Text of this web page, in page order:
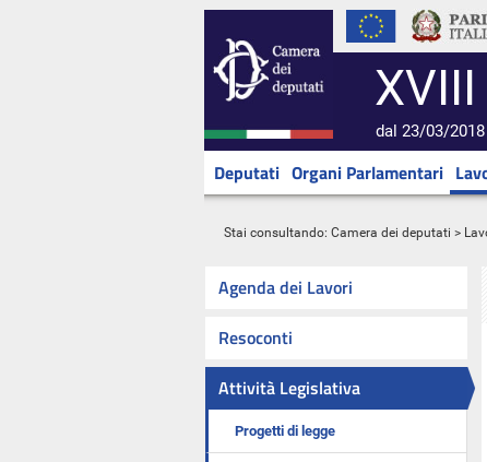
dal 23/03/
Deputati Organi Parlamentari
Stai consultando: Camera dei deputati >
Agenda dei Lavori
Resoconti
Attività Legislativa
Progetti di legge